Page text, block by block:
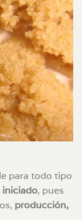
para todo tipo
iniciado, pues
producción,